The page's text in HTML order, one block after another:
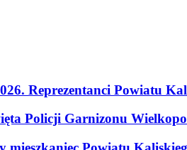
Reprezentanci Powiatu
Policji Garnizonu